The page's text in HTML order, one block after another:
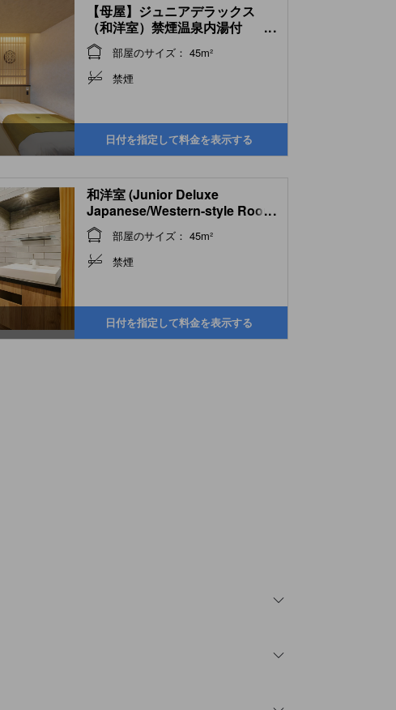
【母屋】ジュニアデラックス
（和洋室）禁煙温泉内湯付
(Junior Deluxe
Japanese/Western-style Room
with Indoor Hot Spring Bath
...
部屋のサイズ： 45m²
禁煙
日付を指定して料金を表示する
和洋室 (Junior Deluxe
Japanese/Western-style Room
with Indoor Hot Spring Bath
(Main Building) )
...
部屋のサイズ： 45m²
禁煙
日付を指定して料金を表示する